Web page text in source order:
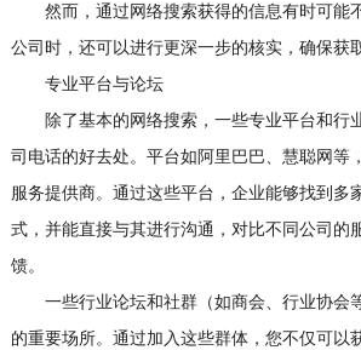
然而，通过网络搜索获得的信息有时可能
公司时，还可以进行更深一步的核实，确保获
专业平台与论坛
除了基本的网络搜索，一些专业平台和行
司电话的好去处。平台如阿里巴巴、慧聪网等
服务提供商。通过这些平台，企业能够找到多
式，并能直接与其进行沟通，对比不同公司的
馈。
一些行业论坛和社群（如商会、行业协会
的重要场所。通过加入这些群体，您不仅可以